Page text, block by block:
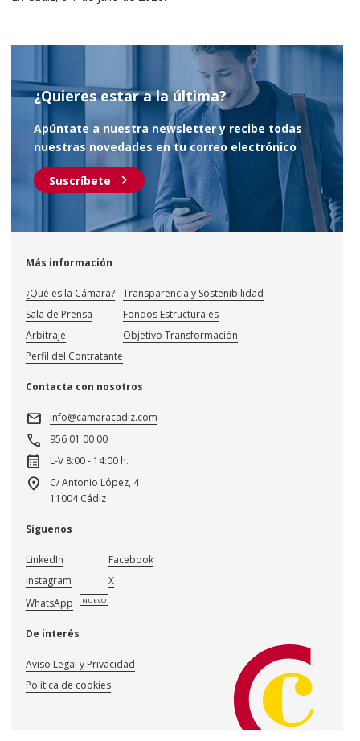
¿Quieres estar a la última?
Apúntate a nuestra newsletter y recibe todas
nuestras novedades en tu correo electrónico
Suscríbete chevron_right
Más información
¿Qué es la Cámara?
Sala de Prensa
Arbitraje
Perfil del Contratante
Transparencia y Sostenibilidad
Fondos Estructurales
Objetivo Transformación
Contacta con nosotros
mail info@camaracadiz.com
call 956 01 00 00
calendar_month L-V 8:00 - 14:00 h.
location_on
C/ Antonio López, 4
11004 Cádiz
Síguenos
LinkedIn
Instagram
WhatsApp
NUEVO
Facebook
X
De interés
Aviso Legal y Privacidad
Política de cookies